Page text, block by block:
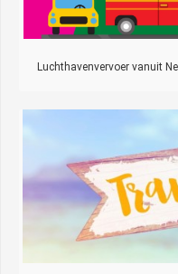
Luchthavenvervoer vanuit